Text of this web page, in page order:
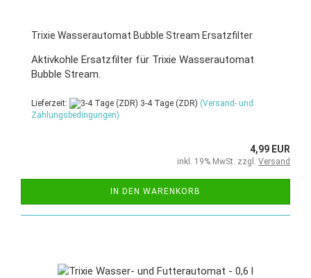
Trixie Wasserautomat Bubble Stream Ersatzfilter
Aktivkohle Ersatzfilter für Trixie Wasserautomat
Bubble Stream.
Lieferzeit: 3-4 Tage (ZDR) (Versand- und
Zahlungsbedingungen)
4,99 EUR
inkl. 19% MwSt. zzgl. Versand
IN DEN WARENKORB